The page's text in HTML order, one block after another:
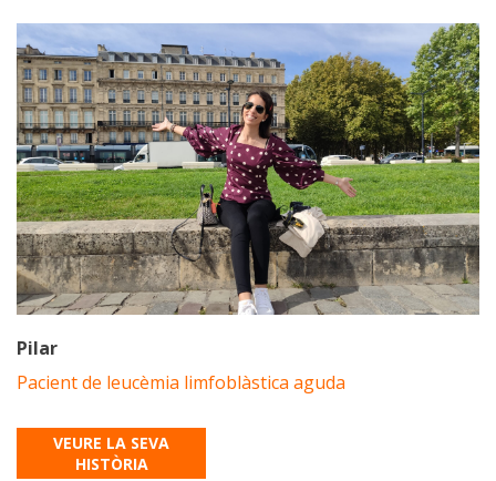
Pilar
Pacient de leucèmia limfoblàstica aguda
VEURE LA SEVA
HISTÒRIA